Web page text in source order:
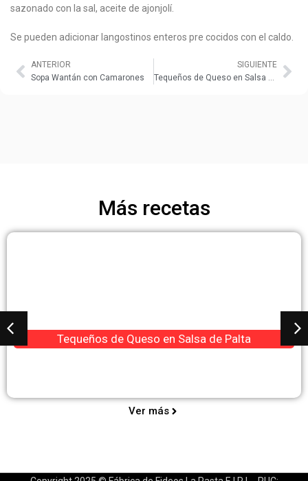
sazonado con la sal, aceite de ajonjolí.
Se pueden adicionar langostinos enteros pre cocidos con el caldo.
ANTERIOR
Sopa Wantán con Camarones
SIGUIENTE
Tequeños de Queso en Salsa de Palta
Más recetas
Tequeños de Queso en Salsa de Palta
Ver más